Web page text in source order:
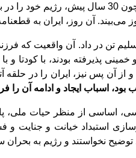
در بن
میبیند. آن روز، ایران به قطعنامه 598 که 5 کشور دارای حق وتو در شورای امنیت تهیه
پذیرفته بودند، با کودتا
اسباب ایجاد و ادامه آن را
اساسی از منظر حیات ملی،
استبداد خیانت و
نخواستند و رﮊیم به بحران